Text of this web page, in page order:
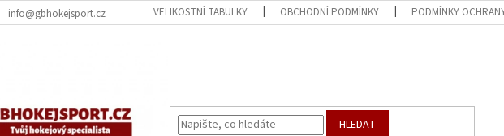
info@gbhokejsport.cz VELIKOSTNÍ TABULKY OBCHODNÍ PODMÍNKY PODMÍNKY
HLEDAT